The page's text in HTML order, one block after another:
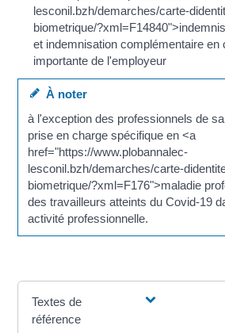
lesconil.bzh/demarches/carte-
biometrique/
et indemnisation complémentaire en
importante de l'employeur
À noter
à l'exception des professionnels de
prise en charge spécifique en <a
href="https://www.plobannalec-
lesconil.bzh/demarches/carte-
biometrique/?xml=F176">maladie
des travailleurs atteints du Covid-19
activité professionnelle.
Textes de
référence